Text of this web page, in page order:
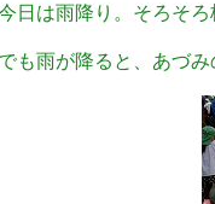
日は雨降り。そろそ
でも雨が降ると、あづ